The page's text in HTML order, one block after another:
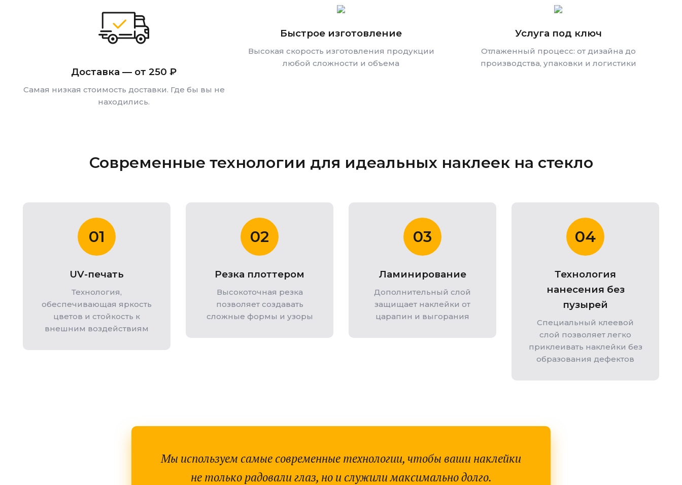
Доставка — от 250 ₽
Самая низкая стоимость доставки. Где бы вы не
находились.
Быстрое изготовление
Высокая скорость изготовления продукции
любой сложности и объема
Услуга под ключ
Отлаженный процесс: от дизайна до
производства, упаковки и логистики
Современные технологии для идеальных наклеек на стекло
01
UV-печать
Технология,
обеспечивающая яркость
цветов и стойкость к
внешним воздействиям
02
Резка плоттером
Высокоточная резка
позволяет создавать
сложные формы и узоры
03
Ламинирование
Дополнительный слой
защищает наклейки от
царапин и выгорания
04
Технология
нанесения без
пузырей
Специальный клеевой
слой позволяет легко
приклеивать наклейки без
образования дефектов
Мы используем самые современные технологии, чтобы ваши наклейки
не только радовали глаз, но и служили максимально долго.